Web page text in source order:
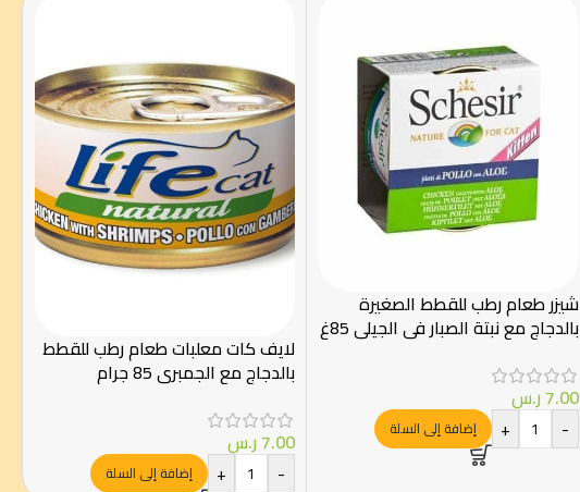
شيزر طعام رطب للقطط الصغيرة
بالدجاج مع نبتة الصبار في الجيلي 85غ
7.00ر.س
-
+ إضافة إلى السلة
لايف كات معلبات طعام رطب للقطط
بالدجاج مع الجمبري 85 جرام
7.00ر.س
-
+ إضافة إلى السلة